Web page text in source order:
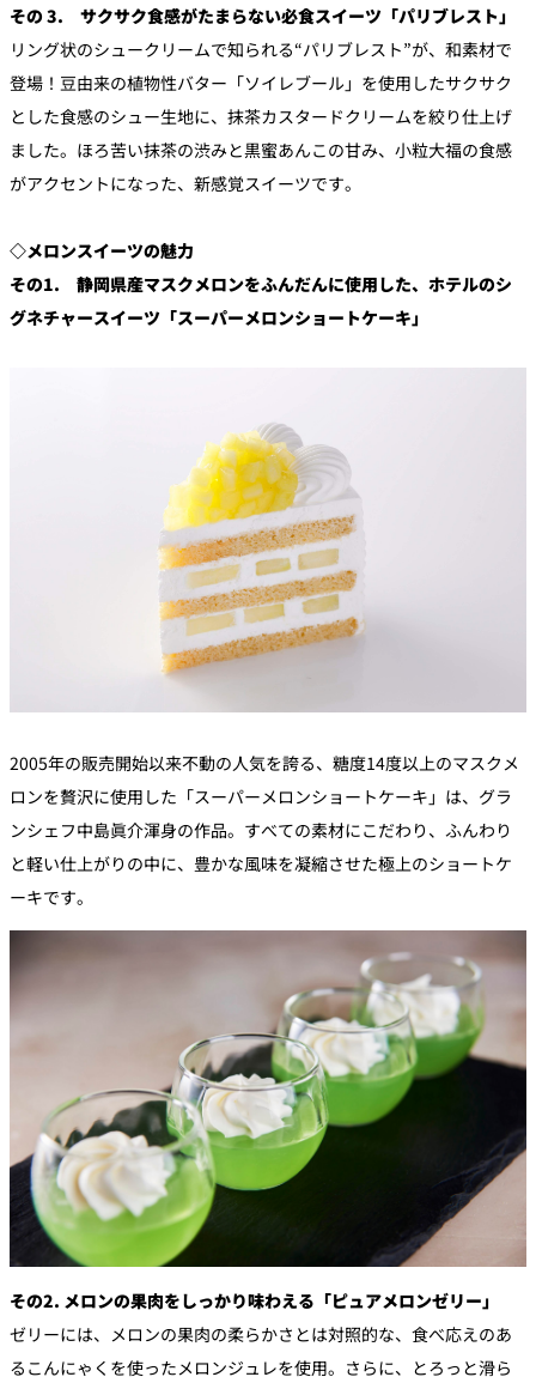
その 3. サクサク食感がたまらない必食スイーツ「パリブレスト」
リング状のシュークリームで知られる“パリブレスト”が、和素材で
登場！豆由来の植物性バター「ソイレブール」を使用したサクサク
とした食感のシュー生地に、抹茶カスタードクリームを絞り仕上げ
ました。ほろ苦い抹茶の渋みと黒蜜あんこの甘み、小粒大福の食感
がアクセントになった、新感覚スイーツです。
◇メロンスイーツの魅力
その1. 静岡県産マスクメロンをふんだんに使用した、ホテルのシ
グネチャースイーツ「スーパーメロンショートケーキ」
2005年の販売開始以来不動の人気を誇る、糖度14度以上のマスクメ
ロンを贅沢に使用した「スーパーメロンショートケーキ」は、グラ
ンシェフ中島眞介渾身の作品。すべての素材にこだわり、ふんわり
と軽い仕上がりの中に、豊かな風味を凝縮させた極上のショートケ
ーキです。
その2. メロンの果肉をしっかり味わえる「ピュアメロンゼリー」
ゼリーには、メロンの果肉の柔らかさとは対照的な、食べ応えのあ
るこんにゃくを使ったメロンジュレを使用。さらに、とろっと滑ら